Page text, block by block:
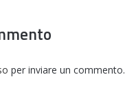
per inviare un commento.